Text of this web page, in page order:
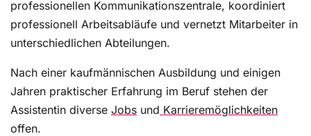
professionellen Kommunikationszentrale, koordiniert
professionell Arbeitsabläufe und vernetzt Mitarbeiter in
unterschiedlichen Abteilungen.
Nach einer kaufmännischen Ausbildung und einigen
Jahren praktischer Erfahrung im Beruf stehen der
Assistentin diverse Jobs und Karrieremöglichkeiten
offen.